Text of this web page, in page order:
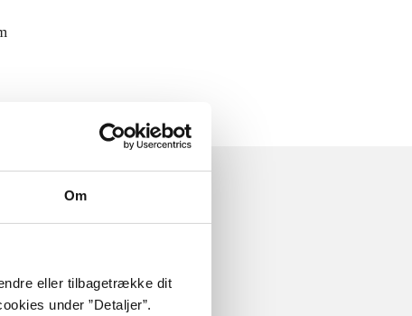
Om
eller tilbagetrække dit
under ”Detaljer”.